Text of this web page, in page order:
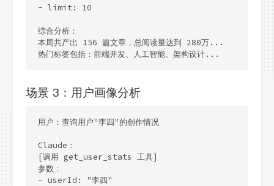
- limit: 10
综合分析：
本周共产出 156 篇文章，总阅读量达到 280万...
热门标签包括：前端开发、人工智能、架构设计...
场景 3：用户画像分析
用户：查询用户"李四"的创作情况
Claude：
[调用 get_user_stats 工具]
参数：
- userId: "李四"